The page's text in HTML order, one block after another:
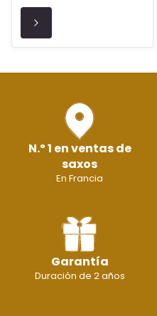
N.º 1 en ventas de
saxos
En Francia
Garantía
Duración de 2 años